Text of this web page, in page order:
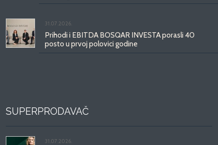
31.07.2026.
Prihodi i EBITDA BOSQAR INVESTA porasli 40
posto u prvoj polovici godine
SUPERPRODAVAČ
31.07.2026.